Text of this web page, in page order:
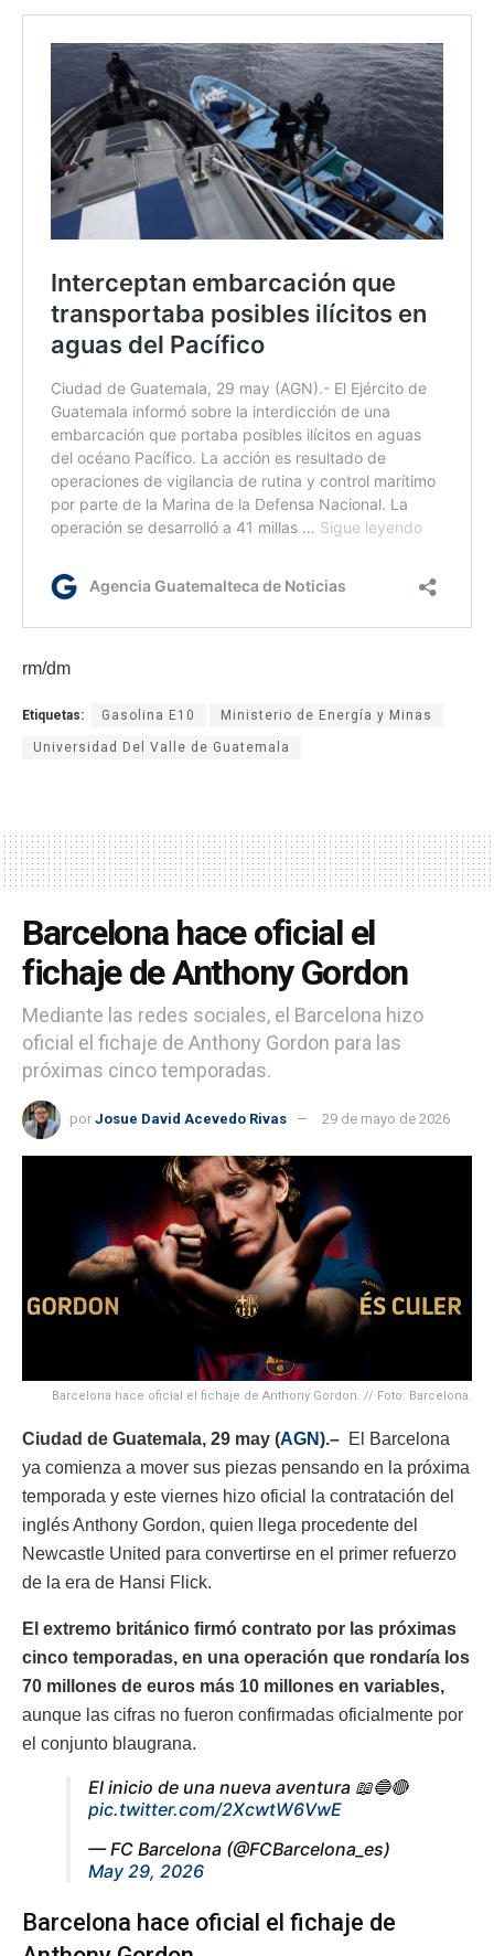
rm/dm
Etiquetas: Gasolina E10 Ministerio de Energía y Minas
Universidad Del Valle de Guatemala
Barcelona hace oficial el
fichaje de Anthony Gordon
Mediante las redes sociales, el Barcelona hizo
oficial el fichaje de Anthony Gordon para las
próximas cinco temporadas.
por Josue David Acevedo Rivas 29 de mayo de 2026
Barcelona hace oficial el fichaje de Anthony Gordon. // Foto: Barcelona.
Ciudad de Guatemala, 29 may (AGN).– El Barcelona
ya comienza a mover sus piezas pensando en la próxima
temporada y este viernes hizo oficial la contratación del
inglés Anthony Gordon, quien llega procedente del
Newcastle United para convertirse en el primer refuerzo
de la era de Hansi Flick.
El extremo británico firmó contrato por las próximas
cinco temporadas, en una operación que rondaría los
70 millones de euros más 10 millones en variables,
aunque las cifras no fueron confirmadas oficialmente por
el conjunto blaugrana.
El inicio de una nueva aventura 📖🔵🔴
pic.twitter.com/2XcwtW6VwE
— FC Barcelona (@FCBarcelona_es)
May 29, 2026
Barcelona hace oficial el fichaje de